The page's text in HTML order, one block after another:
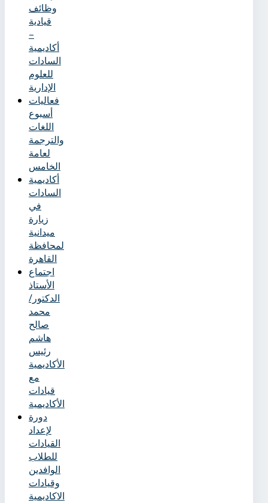
وظائف
قيادية
–
أكاديمية
السادات
للعلوم
الإدارية
فعاليات
أسبوع
اللغات
والترجمة
لعامة
الخامس
أكاديمية
السادات
في
زيارة
ميدانية
لمحافظة
القاهرة
اجتماع
الأستاذ
الدكتور/
محمد
صالح
هاشم
رئيس
الأكاديمية
مع
قيادات
الأكاديمية
دورة
لإعداد
القيادات
للطلاب
الوافدين
وقيادات
الاكاديمية